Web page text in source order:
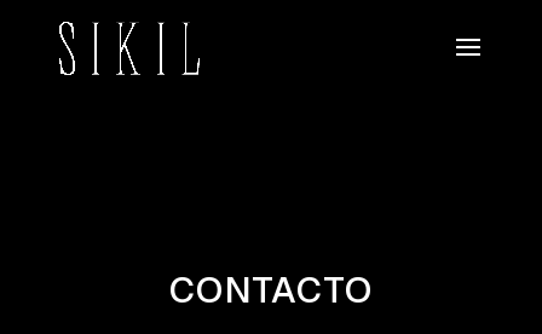
CONTACTO